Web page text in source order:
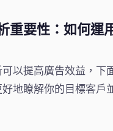
重要性：如何運
以提高廣告效益，下
地瞭解你的目標客戶